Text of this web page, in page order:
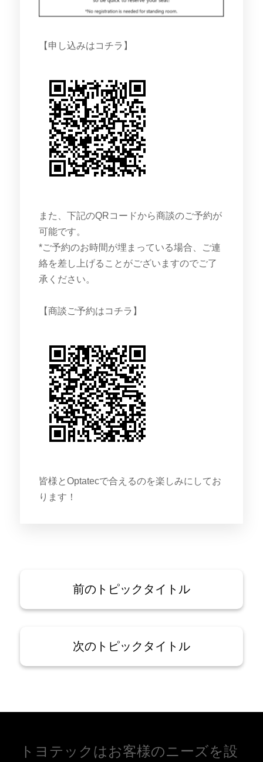
【申し込みはコチラ】
また、下記のQRコードから商談のご予約が
可能です。
*ご予約のお時間が埋まっている場合、ご連
絡を差し上げることがございますのでご了
承ください。
【商談ご予約はコチラ】
皆様とOptatecで合えるのを楽しみにしてお
ります！
前のトピックタイトル
次のトピックタイトル
トヨテックはお客様のニーズを設